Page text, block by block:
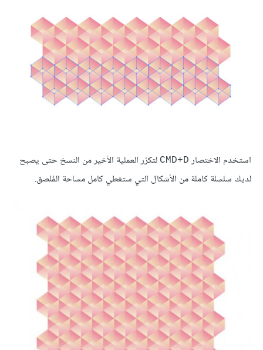
استخدم الاختصار CMD+D لتكرّر العملية الأخير من النسخ حتى يصبح
لديك سلسلة كاملة من الأشكال التي ستغطي كامل مساحة المُلصق.